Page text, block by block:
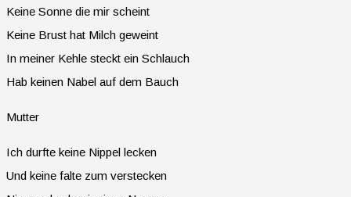
Keine Sonne die mir scheint
Keine Brust hat Milch geweint
In meiner Kehle steckt ein Schlauch
Hab keinen Nabel auf dem Bauch
Mutter
Ich durfte keine Nippel lecken
Und keine falte zum verstecken